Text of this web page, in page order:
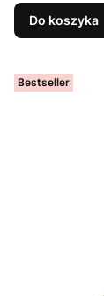
Do koszyka
Bestseller